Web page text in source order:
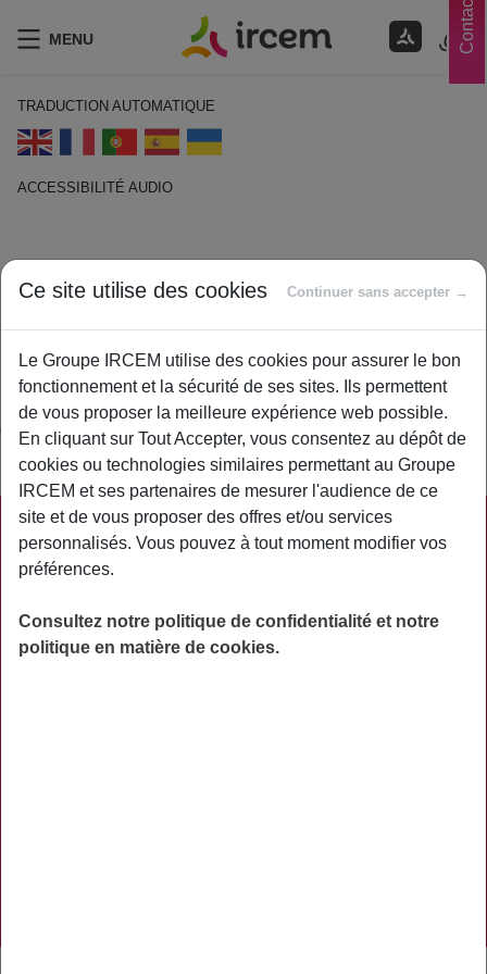
Contacts
MENU
TRADUCTION AUTOMATIQUE
ACCESSIBILITÉ AUDIO
Frais réels
1 février 2021
Byircem
Les frais réels représentent la totalité des dépenses engagées
dans le cadre professionnel, les repas ou les trajets quotidiens
par exemple.
PRATIQUE
ACTUALITÉS
ASSURANCES
PRÉVOYANCE
Ce site utilise des cookies Continuer sans accepter →
Le Groupe IRCEM utilise des cookies pour assurer le bon
fonctionnement et la sécurité de ses sites. Ils permettent
de vous proposer la meilleure expérience web possible.
En cliquant sur Tout Accepter, vous consentez au dépôt de
cookies ou technologies similaires permettant au Groupe
IRCEM et ses partenaires de mesurer l'audience de ce
site et de vous proposer des offres et/ou services
personnalisés. Vous pouvez à tout moment modifier vos
préférences.
Consultez notre politique de confidentialité et notre
politique en matière de cookies.